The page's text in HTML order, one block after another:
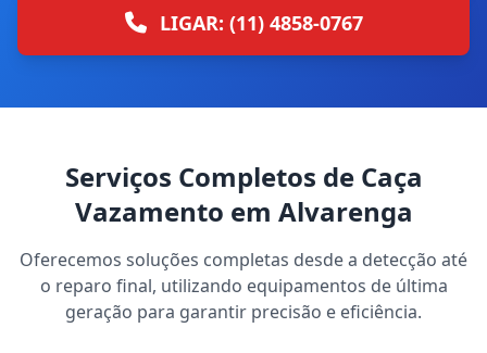
LIGAR: (11) 4858-0767
Serviços Completos de Caça
Vazamento em Alvarenga
Oferecemos soluções completas desde a detecção até
o reparo final, utilizando equipamentos de última
geração para garantir precisão e eficiência.